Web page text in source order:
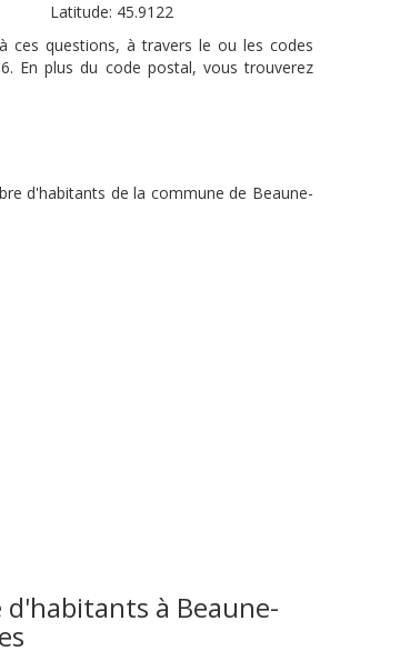
Latitude: 45.9122
ces questions, à travers le ou les codes
En plus du code postal, vous trouverez
d'habitants de la commune de Beaune-
d'habitants à Beaune-